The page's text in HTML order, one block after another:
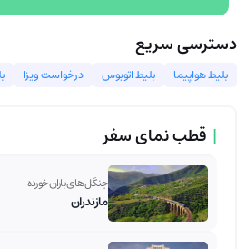
دسترسی سریع
بلیط هواپیما بلیط اتوبوس درخواست ویزا
| قطب نمای سفر
جنگل های باران خورده
مازندران